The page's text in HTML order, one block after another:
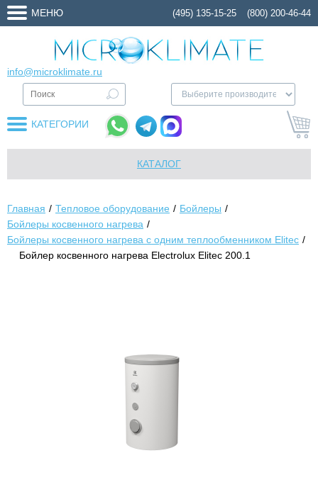
МЕНЮ (495) 135-15-25 (800) 200-46-44
info@microklimate.ru
КАТЕГОРИИ
КАТАЛОГ
Главная Тепловое оборудование
Бойлеры
Бойлеры косвенного нагрева
Бойлеры косвенного нагрева с одним теплообменником Elitec
Бойлер косвенного нагрева Electrolux Elitec 200.1